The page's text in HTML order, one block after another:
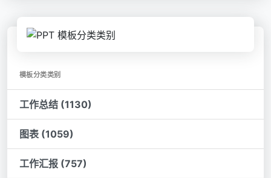
模板分类类别
工作总结 (1130)
图表 (1059)
工作汇报 (757)